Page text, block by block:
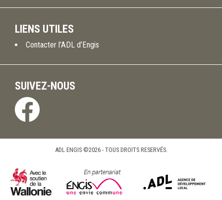
LIENS UTILES
Contacter l’ADL d’Engis
SUIVEZ-NOUS
ADL ENGIS ©2026 - TOUS DROITS RESERVÉS.